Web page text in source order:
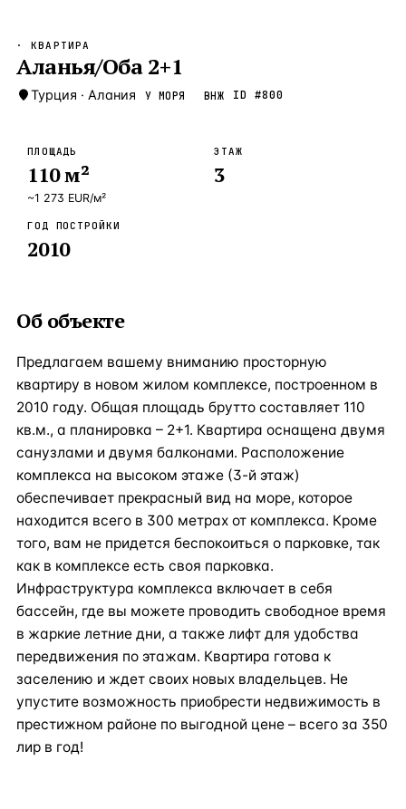
Новороссийск — Локация
Стамбул —Локация
ЧАСТО ИЩУТ
Турция Россия
· КВАРТИРА
Аланья/Оба 2+1
Турция · Алания У МОРЯ ВНЖ ID #800
ПЛОЩАДЬ
110м²
~1 273 EUR/м²
ЭТАЖ
3
ГОД ПОСТРОЙКИ
2010
Об объекте
Предлагаем вашему вниманию просторную
квартиру в новом жилом комплексе, построенном в
2010 году. Общая площадь брутто составляет 110
кв.м., а планировка – 2+1. Квартира оснащена двумя
санузлами и двумя балконами. Расположение
комплекса на высоком этаже (3-й этаж)
обеспечивает прекрасный вид на море, которое
находится всего в 300 метрах от комплекса. Кроме
того, вам не придется беспокоиться о парковке, так
как в комплексе есть своя парковка.
Инфраструктура комплекса включает в себя
бассейн, где вы можете проводить свободное время
в жаркие летние дни, а также лифт для удобства
передвижения по этажам. Квартира готова к
заселению и ждет своих новых владельцев. Не
упустите возможность приобрести недвижимость в
престижном районе по выгодной цене – всего за 350
лир в год!